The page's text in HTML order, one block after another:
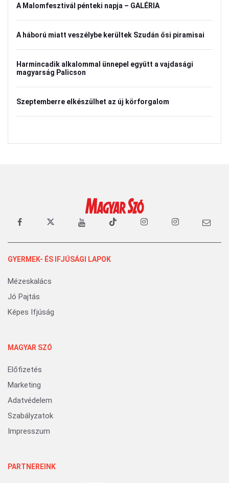
A Malomfesztivál pénteki napja – GALÉRIA
A háború miatt veszélybe kerültek Szudán ősi piramisai
Harmincadik alkalommal ünnepel együtt a vajdasági
magyarság Palicson
Szeptemberre elkészülhet az új körforgalom
GYERMEK- ÉS IFJÚSÁGI LAPOK
Mézeskalács
Jó Pajtás
Képes Ifjúság
MAGYAR SZÓ
Előfizetés
Marketing
Adatvédelem
Szabályzatok
Impresszum
PARTNEREINK